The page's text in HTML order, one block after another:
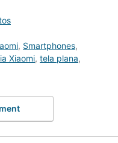
, Smartphones,
Xiaomi, tela plana,